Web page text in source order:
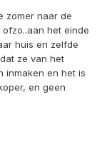
zomer naar de
het einde
huis en zelfde
ze van het
inmaken en het is
en geen